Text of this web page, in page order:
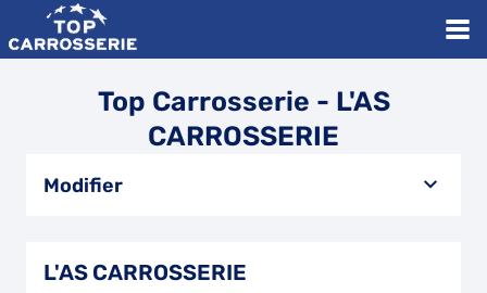
Top Carrosserie - L'AS
CARROSSERIE
Modifier
L'AS CARROSSERIE